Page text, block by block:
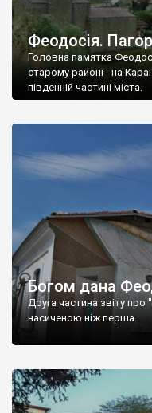
Феодосія.
Головна памятка
старому районі - на
південній частині міста.
Богом дана
Друга частина звіту
насиченою ніж перша.